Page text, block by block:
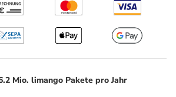
Mio. limango Pakete pro Jahr